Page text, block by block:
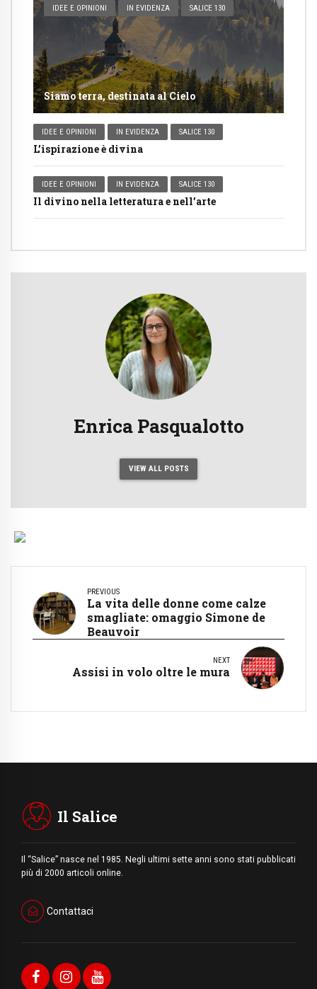
IDEE E OPINIONI IN EVIDENZA SALICE 130
Siamo terra, destinata al Cielo
IDEE E OPINIONI IN EVIDENZA SALICE 130
L’ispirazione è divina
IDEE E OPINIONI IN EVIDENZA SALICE 130
Il divino nella letteratura e nell’arte
Enrica Pasqualotto
VIEW ALL POSTS
PREVIOUS
La vita delle donne come calze
smagliate: omaggio Simone de
Beauvoir
NEXT
Assisi in volo oltre le mura
Il Salice
Il “Salice” nasce nel 1985. Negli ultimi sette anni sono stati pubblicati
più di 2000 articoli online.
Contattaci